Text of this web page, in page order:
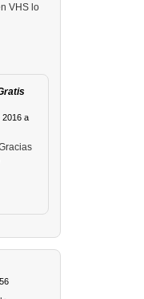
VHS lo
2016 a